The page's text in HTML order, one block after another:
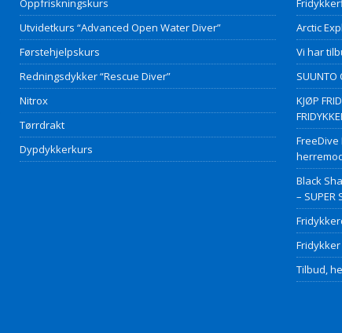
Oppfriskningskurs
Utvidetkurs “Advanced Open Water Diver”
Førstehjelpskurs
Redningsdykker “Rescue Diver”
Nitrox
Tørrdrakt
Dypdykkerkurs
Arctic
Vi har
SUUNTO
KJØP
FreeDive
Black
– SUPER
Tilbud,